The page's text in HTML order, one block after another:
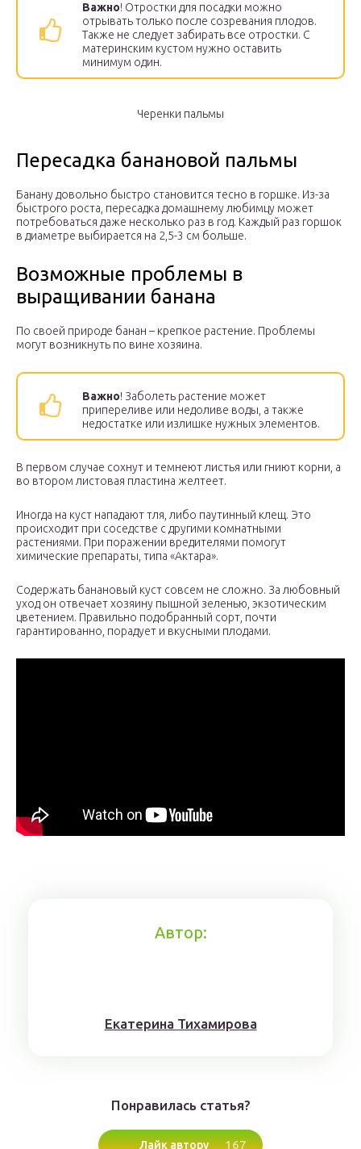
Важно! Отростки для посадки можно
отрывать только после созревания плодов.
Также не следует забирать все отростки. С
материнским кустом нужно оставить
минимум один.
Черенки пальмы
Пересадка банановой пальмы
Банану довольно быстро становится тесно в горшке. Из-за
быстрого роста, пересадка домашнему любимцу может
потребоваться даже несколько раз в год. Каждый раз горшок
в диаметре выбирается на 2,5-3 см больше.
Возможные проблемы в
выращивании банана
По своей природе банан – крепкое растение. Проблемы
могут возникнуть по вине хозяина.
Важно! Заболеть растение может
припереливе или недоливе воды, а также
недостатке или излишке нужных элементов.
В первом случае сохнут и темнеют листья или гниют корни, а
во втором листовая пластина желтеет.
Иногда на куст нападают тля, либо паутинный клещ. Это
происходит при соседстве с другими комнатными
растениями. При поражении вредителями помогут
химические препараты, типа «Актара».
Содержать банановый куст совсем не сложно. За любовный
уход он отвечает хозяину пышной зеленью, экзотическим
цветением. Правильно подобранный сорт, почти
гарантированно, порадует и вкусными плодами.
Автор:
Eкaтерина Тихaмировa
Понравилась статья?
Лайк автору 167